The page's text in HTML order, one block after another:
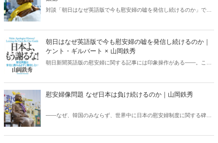
付したことが報じられました。
対談「朝日はなぜ英語版で今も慰安婦の嘘を発信し続けるのか」でも
め、朝日新聞社側にアポを取り、7月6日11時に東京本社を訪れた。
朝日はなぜ英語版で今も慰安婦の嘘を発信し続けるのか｜
ケント・ギルバート × 山岡鉄秀
朝日新聞英語版の慰安婦に関する記事には印象操作がある――。この
の申し入れと記者会見を行います。それに合わせ、『月刊
Hanada2018年5月号』掲載のお2人の対談を公開いたします。朝日の
そして「なぜか日本人に冷たい」朝日新聞の実態に迫ります。
慰安婦像問題 なぜ日本は負け続けるのか｜山岡鉄秀
――なぜ、韓国のみならず、世界中に日本の慰安婦制度に関する碑や